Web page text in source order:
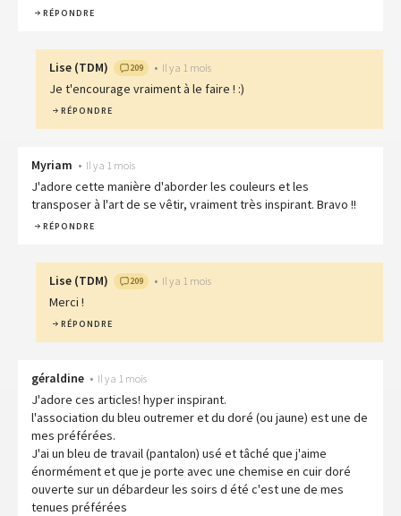
RÉPONDRE
Lise (TDM) 209 • Il y a 1 mois
Je t'encourage vraiment à le faire ! :)
RÉPONDRE
Myriam • Il y a 1 mois
J'adore cette manière d'aborder les couleurs et les
transposer à l'art de se vêtir, vraiment très inspirant. Bravo !!
RÉPONDRE
Lise (TDM) 209 • Il y a 1 mois
Merci !
RÉPONDRE
géraldine • Il y a 1 mois
J'adore ces articles! hyper inspirant.
l'association du bleu outremer et du doré (ou jaune) est une de
mes préférées.
J'ai un bleu de travail (pantalon) usé et tâché que j'aime
énormément et que je porte avec une chemise en cuir doré
ouverte sur un débardeur les soirs d été c'est une de mes
tenues préférées